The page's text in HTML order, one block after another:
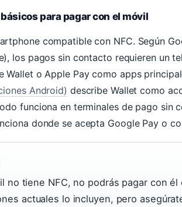
para pagar con el móvil
compatible con NFC. Según
los pagos sin contacto requieren un
Wallet o Apple Pay como apps
Android) describe Wallet como
funciona en terminales de pago sin
donde se acepta Google Pay o
no tiene NFC, no podrás pagar con
actuales lo incluyen, pero